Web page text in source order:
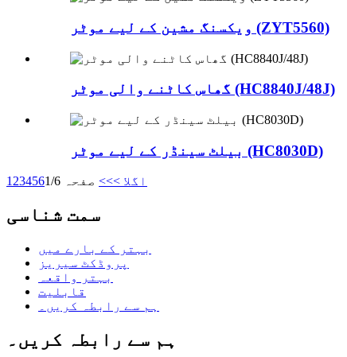
ویکسنگ مشین کے لیے موٹر (ZYT5560)
گھاس کاٹنے والی موٹر (HC8840J/48J)
بیلٹ سینڈر کے لیے موٹر (HC8030D)
123456 اگلا >>> صفحہ 1/6
سمت شناسی
بہتر کے بارے میں
پروڈکٹ سیریز
بہتر واقعہ
قابلیت
ہم سے رابطہ کریں۔
ہم سے رابطہ کریں۔